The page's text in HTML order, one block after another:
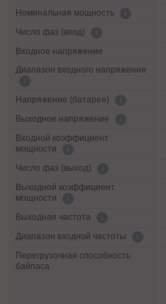
Номинальная мощность
Число фаз (вход)
Входное напряжение
Диапазон входного напряжения
Напряжение (батарея)
Выходное напряжение
Входной коэффициент
мощности
Число фаз (выход)
Выходной коэффициент
мощности
Выходная частота
Диапазон входной частоты
Перегрузочная способность
байпаса